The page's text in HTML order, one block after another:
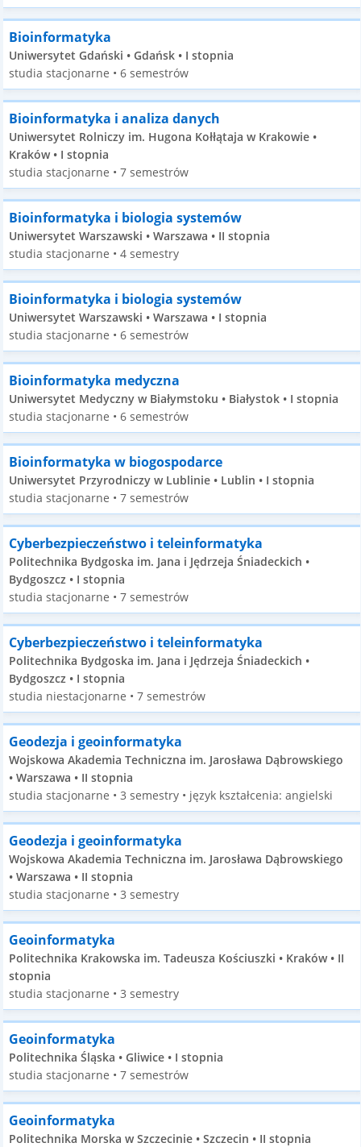
Bioinformatyka
Uniwersytet Gdański • Gdańsk • I stopnia
studia stacjonarne • 6 semestrów
Bioinformatyka i analiza danych
Uniwersytet Rolniczy im. Hugona Kołłątaja w Krakowie •
Kraków • I stopnia
studia stacjonarne • 7 semestrów
Bioinformatyka i biologia systemów
Uniwersytet Warszawski • Warszawa • II stopnia
studia stacjonarne • 4 semestry
Bioinformatyka i biologia systemów
Uniwersytet Warszawski • Warszawa • I stopnia
studia stacjonarne • 6 semestrów
Bioinformatyka medyczna
Uniwersytet Medyczny w Białymstoku • Białystok • I stopnia
studia stacjonarne • 6 semestrów
Bioinformatyka w biogospodarce
Uniwersytet Przyrodniczy w Lublinie • Lublin • I stopnia
studia stacjonarne • 7 semestrów
Cyberbezpieczeństwo i teleinformatyka
Politechnika Bydgoska im. Jana i Jędrzeja Śniadeckich •
Bydgoszcz • I stopnia
studia stacjonarne • 7 semestrów
Cyberbezpieczeństwo i teleinformatyka
Politechnika Bydgoska im. Jana i Jędrzeja Śniadeckich •
Bydgoszcz • I stopnia
studia niestacjonarne • 7 semestrów
Geodezja i geoinformatyka
Wojskowa Akademia Techniczna im. Jarosława Dąbrowskiego
• Warszawa • II stopnia
studia stacjonarne • 3 semestry • język kształcenia: angielski
Geodezja i geoinformatyka
Wojskowa Akademia Techniczna im. Jarosława Dąbrowskiego
• Warszawa • II stopnia
studia stacjonarne • 3 semestry
Geoinformatyka
Politechnika Krakowska im. Tadeusza Kościuszki • Kraków • II
stopnia
studia stacjonarne • 3 semestry
Geoinformatyka
Politechnika Śląska • Gliwice • I stopnia
studia stacjonarne • 7 semestrów
Geoinformatyka
Politechnika Morska w Szczecinie • Szczecin • II stopnia